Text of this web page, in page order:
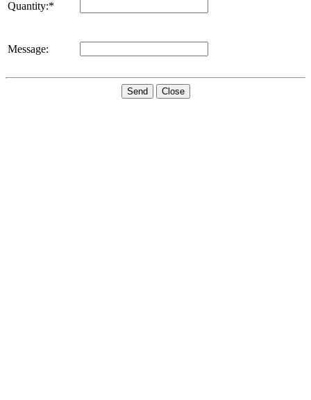
Quantity:*
Message:
Send Close